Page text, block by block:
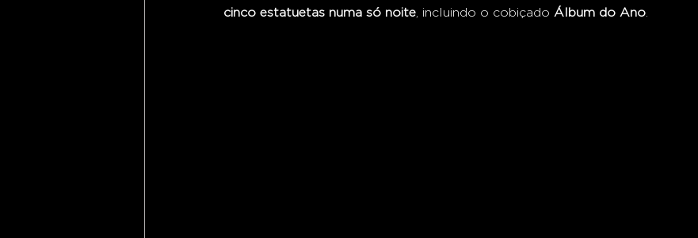
cinco estatuetas numa só noite , incluindo o cobiçado Álbum do Ano